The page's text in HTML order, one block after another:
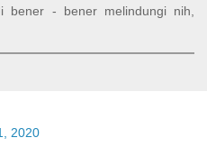
bener - bener melindungi nih,
2020